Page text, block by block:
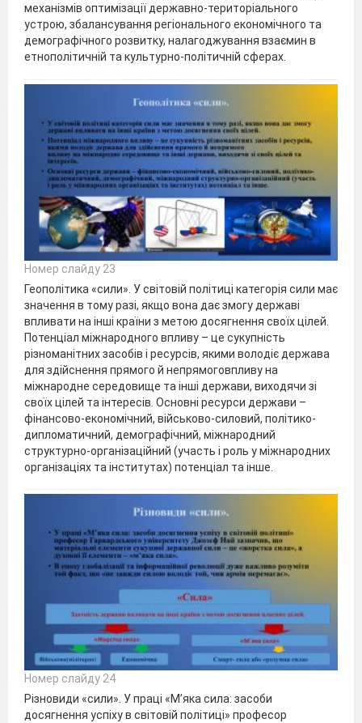
механізмів оптимізації державно-територіального
устрою, збалансування регіонального економічного та
демографічного розвитку, налагоджування взаємин в
етнополітичній та культурно-політичній сферах.
Номер слайду 23
Геополітика «сили». У світовій політиці категорія сили має
значення в тому разі, якщо вона дає змогу державі
впливати на інші країни з метою досягнення своїх цілей.
Потенціал міжнародного впливу – це сукупність
різноманітних засобів і ресурсів, якими володіє держава
для здійснення прямого й непрямоговпливу на
міжнародне середовище та інші держави, виходячи зі
своїх цілей та інтересів. Основні ресурси держави –
фінансово-економічний, військово-силовий, політико-
дипломатичний, демографічний, міжнародний
структурно-організаційний (участь і роль у міжнародних
організаціях та інститутах) потенціал та інше.
Номер слайду 24
Різновиди «сили». У праці «М’яка сила: засоби
досягнення успіху в світовій політиці» професор